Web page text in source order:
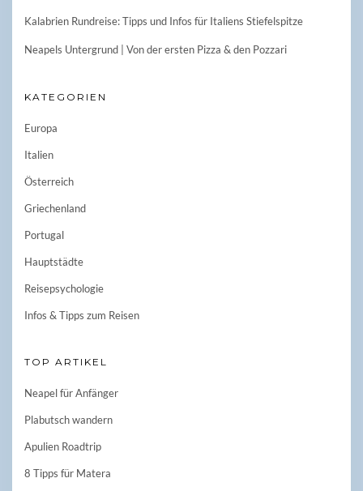
Kalabrien Rundreise: Tipps und Infos für Italiens Stiefelspitze
Neapels Untergrund | Von der ersten Pizza & den Pozzari
KATEGORIEN
Europa
Italien
Österreich
Griechenland
Portugal
Hauptstädte
Reisepsychologie
Infos & Tipps zum Reisen
TOP ARTIKEL
Neapel für Anfänger
Plabutsch wandern
Apulien Roadtrip
8 Tipps für Matera